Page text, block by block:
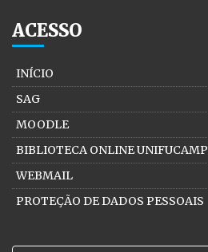
ACESSO
INÍCIO
SAG
MOODLE
BIBLIOTECA ONLINE UNIFUCAMP
WEBMAIL
PROTEÇÃO DE DADOS PESSOAIS